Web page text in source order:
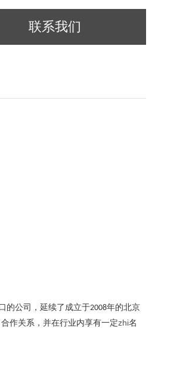
联系我们
的公司，延续了成立于2008年的北京
作关系，并在行业内享有一定zhi名